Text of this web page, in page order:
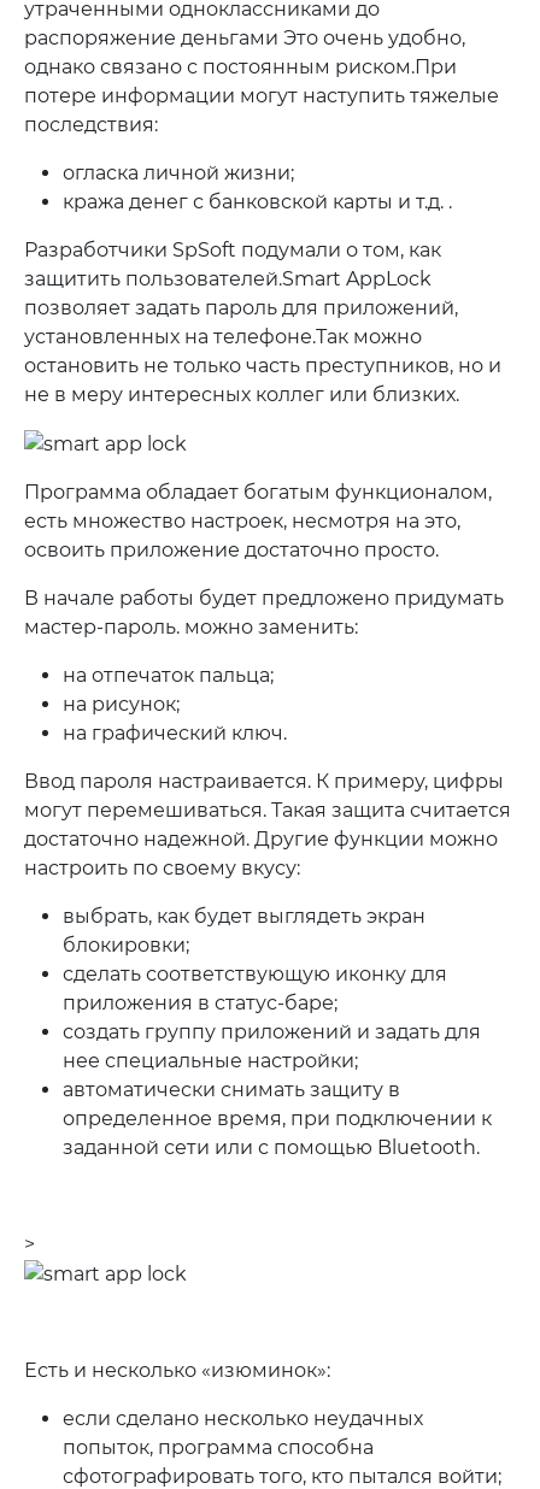
утраченными одноклассниками до
распоряжение деньгами Это очень удобно,
однако связано с постоянным риском.При
потере информации могут наступить тяжелые
последствия:
огласка личной жизни;
кража денег с банковской карты и т.д. .
Разработчики SpSoft подумали о том, как
защитить пользователей.Smart AppLock
позволяет задать пароль для приложений,
установленных на телефоне.Так можно
остановить не только часть преступников, но и
не в меру интересных коллег или близких.
Программа обладает богатым функционалом,
есть множество настроек, несмотря на это,
освоить приложение достаточно просто.
В начале работы будет предложено придумать
мастер-пароль. можно заменить:
на отпечаток пальца;
на рисунок;
на графический ключ.
Ввод пароля настраивается. К примеру, цифры
могут перемешиваться. Такая защита считается
достаточно надежной. Другие функции можно
настроить по своему вкусу:
выбрать, как будет выглядеть экран
блокировки;
сделать соответствующую иконку для
приложения в статус-баре;
создать группу приложений и задать для
нее специальные настройки;
автоматически снимать защиту в
определенное время, при подключении к
заданной сети или с помощью Bluetooth.
>
Есть и несколько «изюминок»:
если сделано несколько неудачных
попыток, программа способна
сфотографировать того, кто пытался войти;